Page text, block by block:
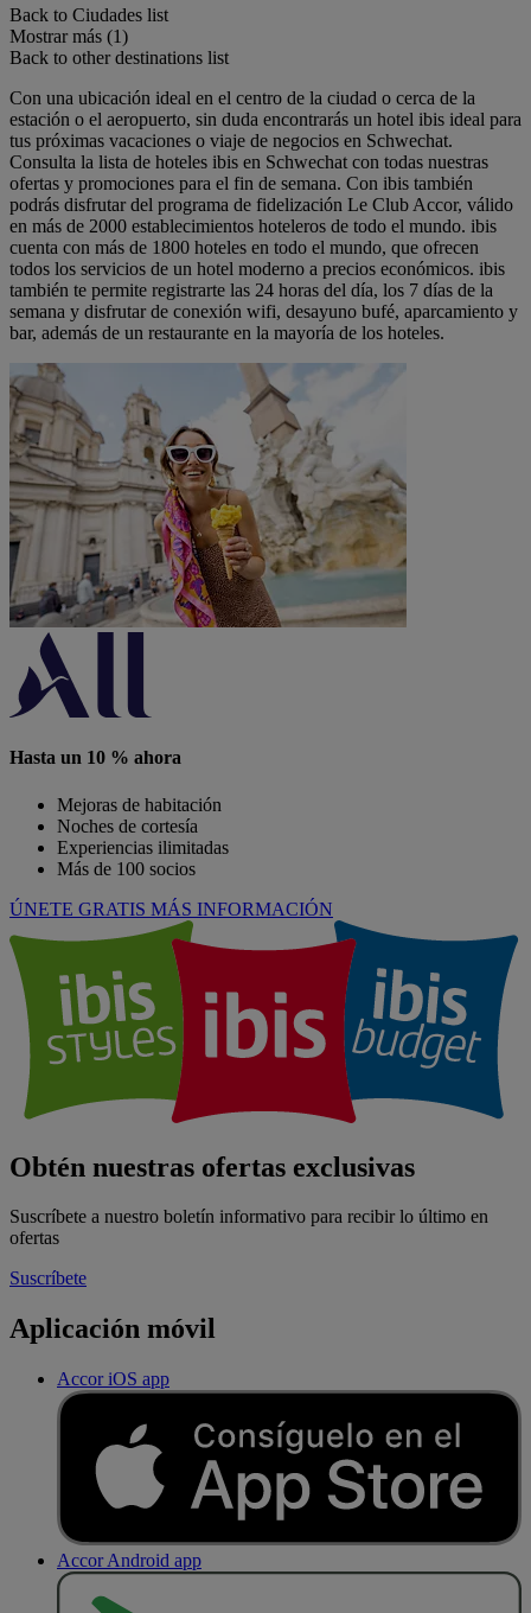
Back to Ciudades list
Mostrar más (1)
Back to other destinations list
Con una ubicación ideal en el centro de la ciudad o cerca de la
estación o el aeropuerto, sin duda encontrarás un hotel ibis ideal para
tus próximas vacaciones o viaje de negocios en Schwechat.
Consulta la lista de hoteles ibis en Schwechat con todas nuestras
ofertas y promociones para el fin de semana. Con ibis también
podrás disfrutar del programa de fidelización Le Club Accor, válido
en más de 2000 establecimientos hoteleros de todo el mundo. ibis
cuenta con más de 1800 hoteles en todo el mundo, que ofrecen
todos los servicios de un hotel moderno a precios económicos. ibis
también te permite registrarte las 24 horas del día, los 7 días de la
semana y disfrutar de conexión wifi, desayuno bufé, aparcamiento y
bar, además de un restaurante en la mayoría de los hoteles.
Hasta un 10 % ahora
Mejoras de habitación
Noches de cortesía
Experiencias ilimitadas
Más de 100 socios
ÚNETE GRATIS MÁS INFORMACIÓN
Obtén nuestras ofertas exclusivas
Suscríbete a nuestro boletín informativo para recibir lo último en
ofertas
Suscríbete
Aplicación móvil
Accor iOS app
Accor Android app